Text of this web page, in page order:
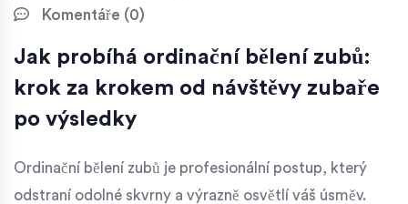
Komentáře (0)
Jak probíhá ordinační bělení zubů:
krok za krokem od návštěvy zubaře
po výsledky
Ordinační bělení zubů je profesionální postup, který
odstraní odolné skvrny a výrazně osvětlí váš úsměv.